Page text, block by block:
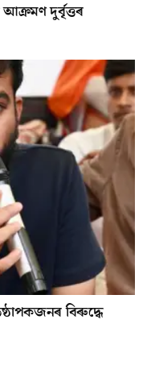
আক্ৰমণ দুৰ্বৃত্তৰ
বিৰুদ্ধে